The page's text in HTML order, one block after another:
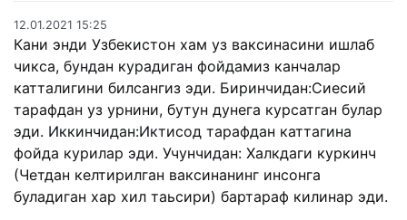
12.01.2021 15:25
Кани энди Узбекистон хам уз ваксинасини ишлаб
чикса, бундан курадиган фойдамиз канчалар
катталигини билсангиз эди. Биринчидан:Сиесий
тарафдан уз урнини, бутун дунега курсатган булар
эди. Иккинчидан:Иктисод тарафдан каттагина
фойда курилар эди. Учунчидан: Халкдаги куркинч
(Четдан келтирилган ваксинанинг инсонга
буладиган хар хил таьсири) бартараф килинар эди.